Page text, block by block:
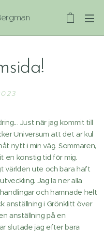
Just när jag kommit till
Universum att det är kul
nytt i min väg. Sommaren,
en konstig tid för mig.
världen ute och bara haft
Jag la ner alla
och hamnade helt
anställning i Grönklitt över
anställning på en
slutade jag efter bara